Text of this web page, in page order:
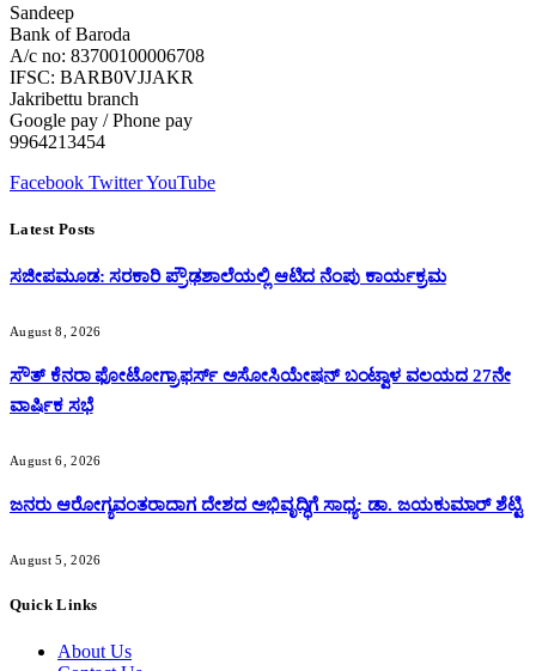
Sandeep
Bank of Baroda
A/c no: 83700100006708
IFSC: BARB0VJJAKR
Jakribettu branch
Google pay / Phone pay
9964213454
Facebook TwitterYouTube
Latest Posts
ಸಜೀಪಮೂಡ: ಸರಕಾರಿ ಪ್ರೌಢಶಾಲೆಯಲ್ಲಿ ಆಟಿದ ನೆಂಪು ಕಾರ್ಯಕ್ರಮ
August 8, 2026
ಸೌತ್ ಕೆನರಾ ಫೋಟೋಗ್ರಾಫರ್ಸ್ ಅಸೋಸಿಯೇಷನ್ ಬಂಟ್ವಾಳ ವಲಯದ 27ನೇ
ವಾರ್ಷಿಕ ಸಭೆ
August 6, 2026
ಜನರು ಆರೋಗ್ಯವಂತರಾದಾಗ ದೇಶದ ಅಭಿವೃದ್ಧಿಗೆ ಸಾಧ್ಯ: ಡಾ. ಜಯಕುಮಾರ್ ಶೆಟ್ಟಿ
August 5, 2026
Quick Links
About Us